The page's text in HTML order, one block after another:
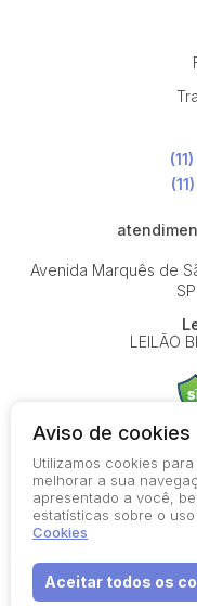
Avenida Marquês de
SP
LEILÃO
© 2026-present
Aviso de cookies
Utilizamos cookies
melhorar a sua
apresentado a você,
estatísticas sobre o
Cookies
Aceitar todos os